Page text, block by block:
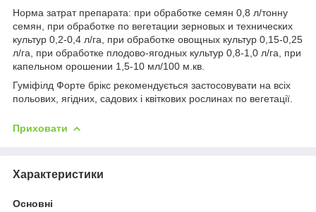
Норма затрат препарата: при обработке семян 0,8 л/тонну
семян, при обработке по вегетации зерновых и технических
культур 0,2-0,4 л/га, при обработке овощных культур 0,15-0,25
л/га, при обработке плодово-ягодных культур 0,8-1,0 л/га, при
капельном орошении 1,5-10 мл/100 м.кв.
Гуміфілд Форте брікс рекомендується застосовувати на всіх
польових, ягідних, садових і квіткових рослинах по вегетації.
Приховати
Характеристики
Основні